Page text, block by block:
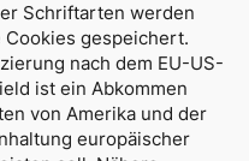
Schriftarten werden
Cookies gespeichert.
nach dem EU-US-
ist ein Abkommen
von Amerika und der
europäischer